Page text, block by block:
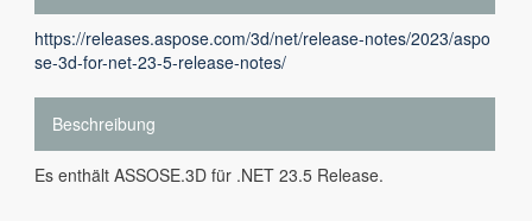
https://releases.aspose.com/3d/net/release-notes/2023/aspo
se-3d-for-net-23-5-release-notes/
Beschreibung
Es enthält ASSOSE.3D für .NET 23.5 Release.